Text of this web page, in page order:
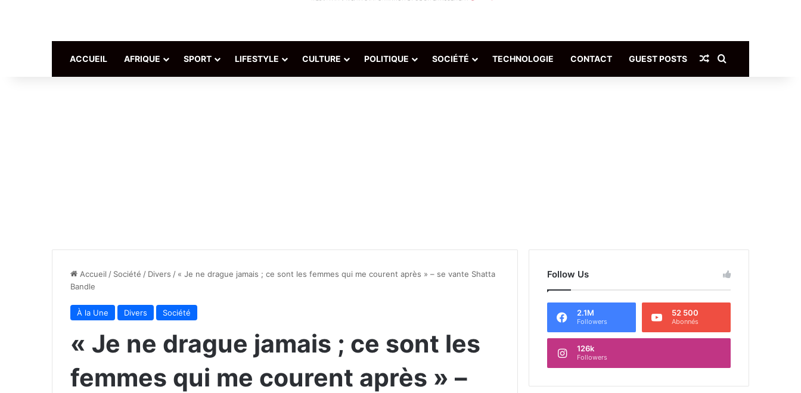
ACCUEIL AFRIQUE SPORT LIFESTYLE CULTURE POLITIQUE SOCIÉTÉ TECHNOLOGIE CONTACT GUEST POSTS Article Aléatoire
Accueil / Société / Divers / « Je ne drague jamais ; ce sont les femmes qui me courent après » – se vante Shatta
Bandle
À la Une Divers Société
« Je ne drague jamais ; ce sont les
femmes qui me courent après » –
Follow Us
2.1M
Followers
52 500
Abonnés
126k
Followers